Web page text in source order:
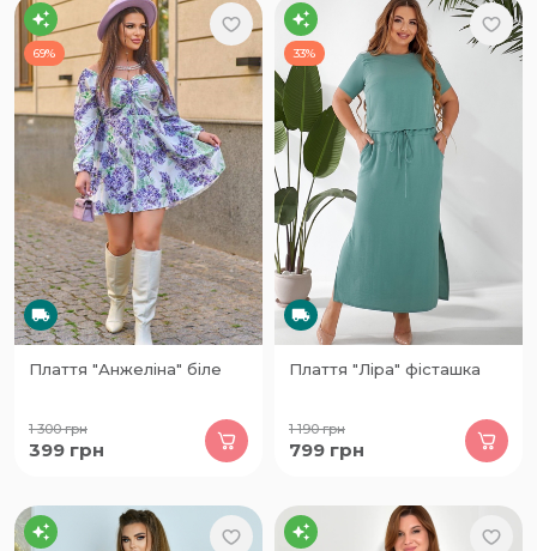
69%
Плаття "Анжеліна" біле
1 300грн
399 грн
33%
Плаття "Ліра" фісташка
1 190грн
799 грн